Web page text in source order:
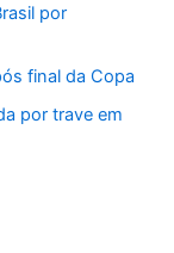
por
final da Copa
por trave em